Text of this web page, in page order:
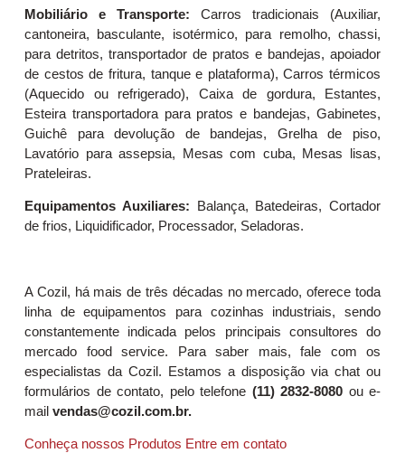
Mobiliário e Transporte: Carros tradicionais (Auxiliar,
cantoneira, basculante, isotérmico, para remolho, chassi,
para detritos, transportador de pratos e bandejas, apoiador
de cestos de fritura, tanque e plataforma), Carros térmicos
(Aquecido ou refrigerado), Caixa de gordura, Estantes,
Esteira transportadora para pratos e bandejas, Gabinetes,
Guichê para devolução de bandejas, Grelha de piso,
Lavatório para assepsia, Mesas com cuba, Mesas lisas,
Prateleiras.
Equipamentos Auxiliares: Balança, Batedeiras, Cortador
de frios, Liquidificador, Processador, Seladoras.
A Cozil, há mais de três décadas no mercado, oferece toda
linha de equipamentos para cozinhas industriais, sendo
constantemente indicada pelos principais consultores do
mercado food service. Para saber mais, fale com os
especialistas da Cozil. Estamos a disposição via chat ou
formulários de contato, pelo telefone (11) 2832-8080 ou e-
mail vendas@cozil.com.br.
Conheça nossos Produtos Entre em contato